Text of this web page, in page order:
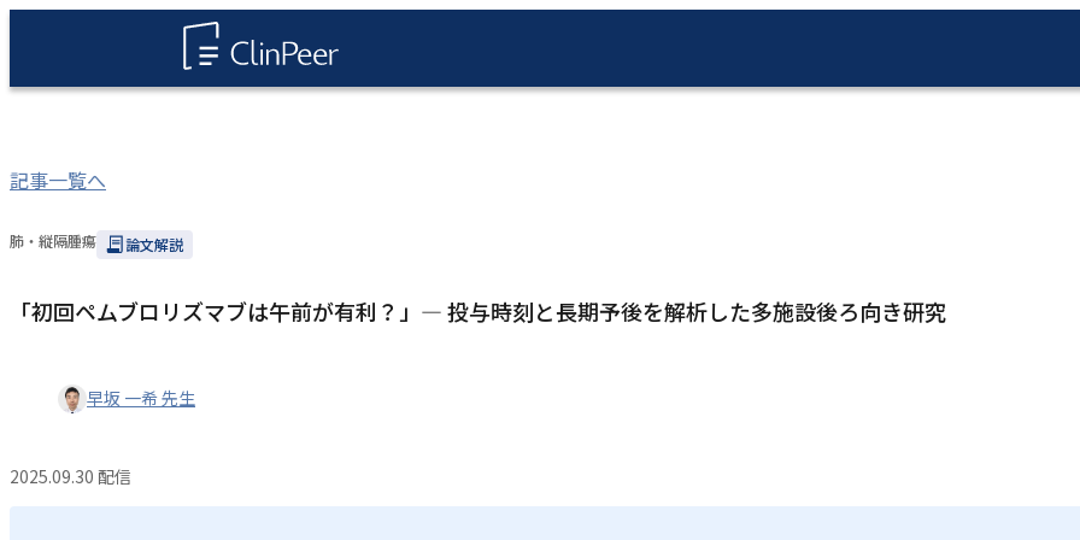
記事一覧へ
肺・縦隔腫瘍 論文解説
「初回ペムブロリズマブは午前が有利？」― 投与時刻と長期予後を解析した多施設後ろ向き研究
早坂 一希 先生
2025.09.30 配信